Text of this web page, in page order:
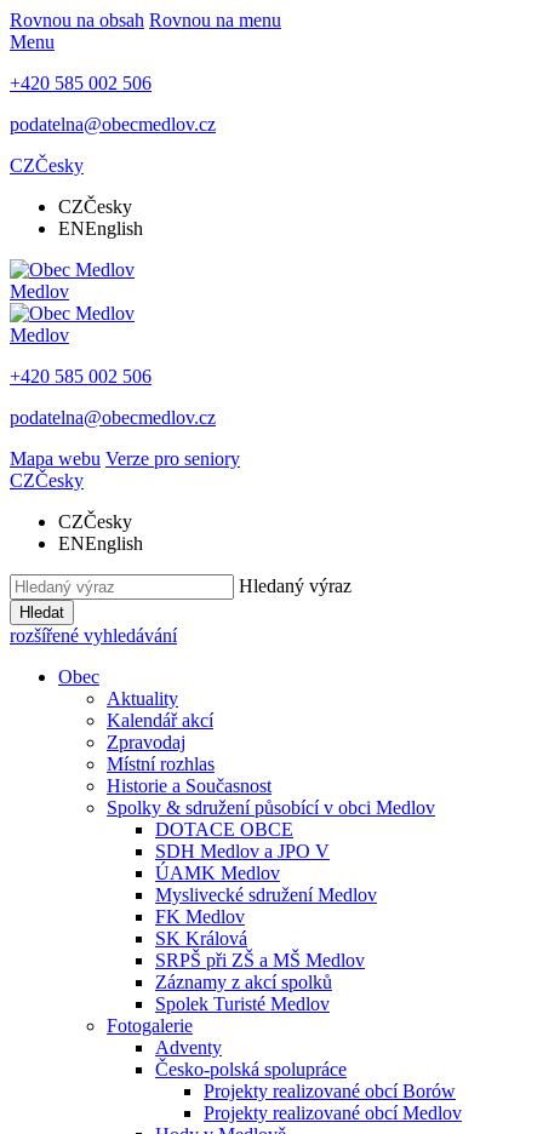
Rovnou na obsah Rovnou na menu
Menu
+420 585 002 506
podatelna@obecmedlov.cz
CZČesky
CZČesky
ENEnglish
Medlov
Medlov
+420 585 002 506
podatelna@obecmedlov.cz
Mapa webu Verze pro seniory
CZČesky
CZČesky
ENEnglish
Hledaný výraz
Hledat
rozšířené vyhledávání
Obec
Aktuality
Kalendář akcí
Zpravodaj
Místní rozhlas
Historie a Současnost
Spolky & sdružení působící v obci Medlov
DOTACE OBCE
SDH Medlov a JPO V
ÚAMK Medlov
Myslivecké sdružení Medlov
FK Medlov
SK Králová
SRPŠ při ZŠ a MŠ Medlov
Záznamy z akcí spolků
Spolek Turisté Medlov
Fotogalerie
Adventy
Česko-polská spolupráce
Projekty realizované obcí Borów
Projekty realizované obcí Medlov